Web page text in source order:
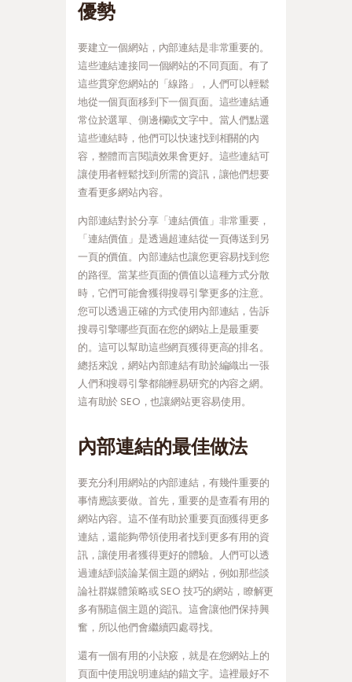
優勢
要建立一個網站，內部連結是非常重要的。
這些連結連接同一個網站的不同頁面。有了
這些貫穿您網站的「線路」，人們可以輕鬆
地從一個頁面移到下一個頁面。這些連結通
常位於選單、側邊欄或文字中。當人們點選
這些連結時，他們可以快速找到相關的內
容，整體而言閱讀效果會更好。這些連結可
讓使用者輕鬆找到所需的資訊，讓他們想要
查看更多網站內容。
內部連結對於分享「連結價值」非常重要，
「連結價值」是透過超連結從一頁傳送到另
一頁的價值。內部連結也讓您更容易找到您
的路徑。當某些頁面的價值以這種方式分散
時，它們可能會獲得搜尋引擎更多的注意。
您可以透過正確的方式使用內部連結，告訴
搜尋引擎哪些頁面在您的網站上是最重要
的。這可以幫助這些網頁獲得更高的排名。
總括來說，網站內部連結有助於編織出一張
人們和搜尋引擎都能輕易研究的內容之網。
這有助於 SEO，也讓網站更容易使用。
內部連結的最佳做法
要充分利用網站的內部連結，有幾件重要的
事情應該要做。首先，重要的是查看有用的
網站內容。這不僅有助於重要頁面獲得更多
連結，還能夠帶領使用者找到更多有用的資
訊，讓使用者獲得更好的體驗。人們可以透
過連結到談論某個主題的網站，例如那些談
論社群媒體策略或 SEO 技巧的網站，瞭解更
多有關這個主題的資訊。這會讓他們保持興
奮，所以他們會繼續四處尋找。
還有一個有用的小訣竅，就是在您網站上的
頁面中使用說明連結的錨文字。這裡最好不